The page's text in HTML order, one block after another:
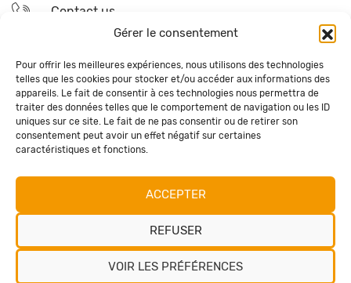
Gérer le consentement
Pour offrir les meilleures expériences, nous utilisons des technologies
telles que les cookies pour stocker et/ou accéder aux informations des
appareils. Le fait de consentir à ces technologies nous permettra de
traiter des données telles que le comportement de navigation ou les ID
uniques sur ce site. Le fait de ne pas consentir ou de retirer son
consentement peut avoir un effet négatif sur certaines
caractéristiques et fonctions.
ACCEPTER
REFUSER
VOIR LES PRÉFÉRENCES
Contact us
FAQ
Subscribe to our newsletter
Let's keep in touch!